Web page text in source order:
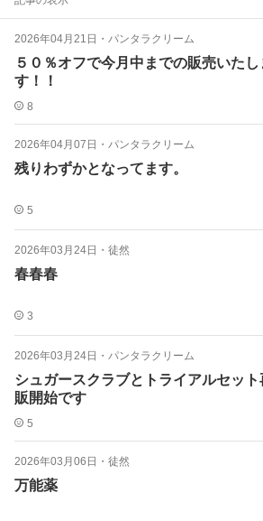
2026年04月21日 ・ パンタラクリーム
５０％オフで今月中までの販売いたし
す！！
8
2026年04月07日 ・ パンタラクリーム
残りわずかとなってます。
5
2026年03月24日 ・ 徒然
春春春
3
2026年03月24日 ・ パンタラクリーム
シュガースクラブとトライアルセット
販開始です
5
2026年03月06日 ・ 徒然
万能薬